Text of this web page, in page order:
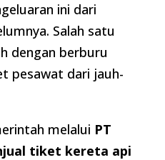
ini dari
Salah satu
dengan berburu
pesawat dari jauh-
melalui PT
tiket kereta api